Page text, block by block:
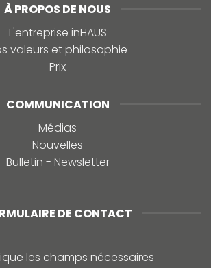
À PROPOS DE NOUS
L'entreprise inHAUS
valeurs et philosophie
Prix
COMMUNICATION
Médias
Nouvelles
Bulletin - Newsletter
DE CONTACT
les champs nécessaires